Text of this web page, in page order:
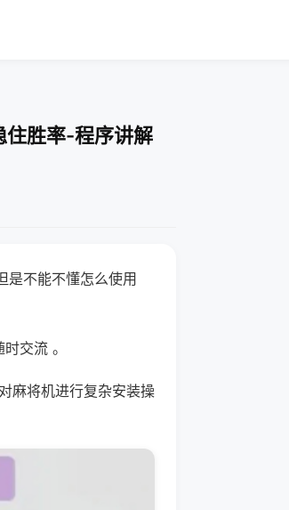
住胜率-程序讲解
是不能不懂怎么使用
交流 。
麻将机进行复杂安装操